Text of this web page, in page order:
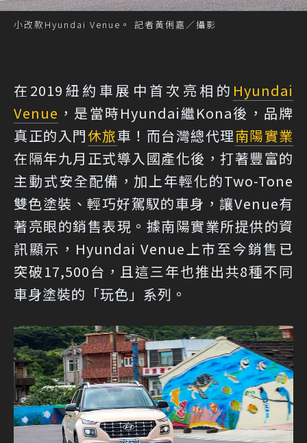
小改款Hyundai Venue。 記者黃俐嘉／攝影
在2019紐約車展中首次亮相的 Hyundai
Venue ，是當時Hyundai繼Kona後，品牌
真正的入門休旅車！而台灣總代理南陽實業
在隔年九月正式導入國產化後，打著豐富的
主動式安全配備，加上年輕化的Two-Tone
雙色塗裝、輕巧好駕馭的車身，讓Venue有
著亮眼的銷售表現。據南陽實業所提供的資
訊顯示，Hyundai Venue上市至今銷售已
突破17,500台，且這三年也推出共8種不同
車身塗裝的「玩色」系列。